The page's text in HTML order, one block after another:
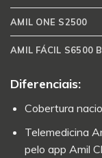
AMIL ONE S2500
AMIL FÁCIL S6500
Diferenciais:
Cobertura
Telemedicina
pelo app Amil